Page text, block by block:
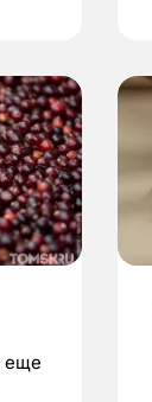
еще